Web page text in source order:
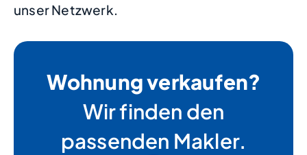
unser Netzwerk.
Wohnung verkaufen?
Wir finden den
passenden Makler.